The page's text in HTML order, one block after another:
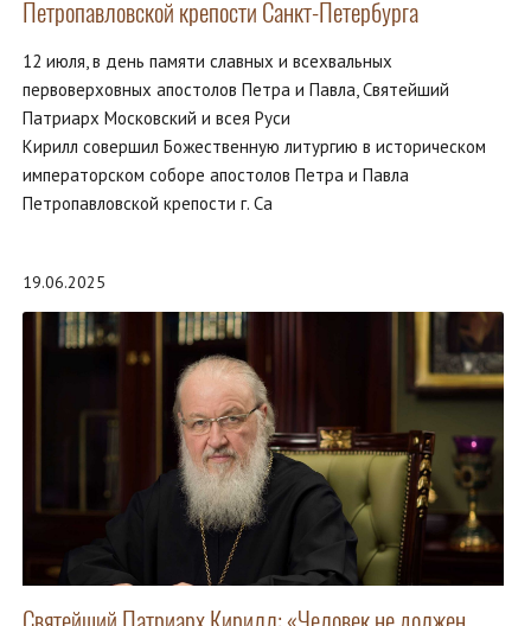
Петропавловской крепости Санкт-Петербурга
12 июля, в день памяти славных и всехвальных
первоверховных апостолов Петра и Павла, Святейший
Патриарх Московский и всея Руси
Кирилл совершил Божественную литургию в историческом
императорском соборе апостолов Петра и Павла
Петропавловской крепости г. Са
19.06.2025